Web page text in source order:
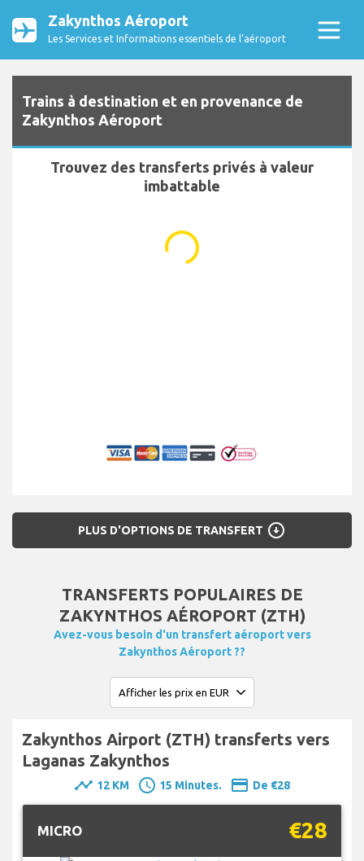
Zakynthos Aéroport
Les Services et Informations essentiels de l’aéroport
Trains à destination et en provenance de
Zakynthos Aéroport
Trouvez des transferts privés à valeur
imbattable
...
PLUS D'OPTIONS DE TRANSFERT arrow_circle_down
TRANSFERTS POPULAIRES DE
ZAKYNTHOS AÉROPORT (ZTH)
Avez-vous besoin d'un transfert aéroport vers
Zakynthos Aéroport ??
Zakynthos Airport (ZTH) transferts vers
Laganas Zakynthos
timeline 12 KM schedule 15 Minutes. payment De €28
MICRO €28